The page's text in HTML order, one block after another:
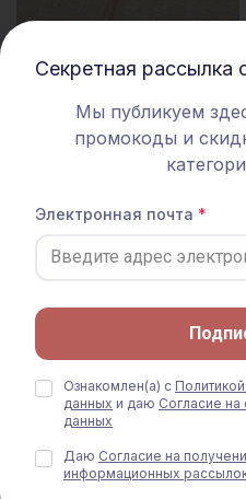
Крапива Рами (Ramie)-диагональ,
ш.1.4м, крапива-100%, 260гр/м.кв
СКИДКА 20% АКЦИЯ
Секретная рассылка
Мы публикуем
промокоды и
Электронная почта
Ознакомлен(а) с
данных и даю Согласие
данных
Даю Согласие на
информационных